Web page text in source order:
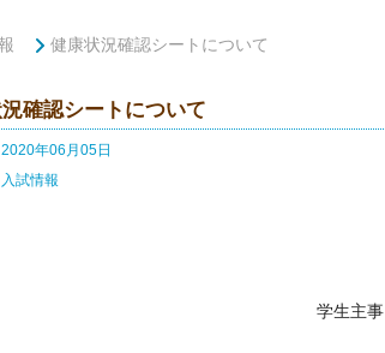
健康状況確認シートについて
確認シートについて
2020年06月05日
入試情報
主事